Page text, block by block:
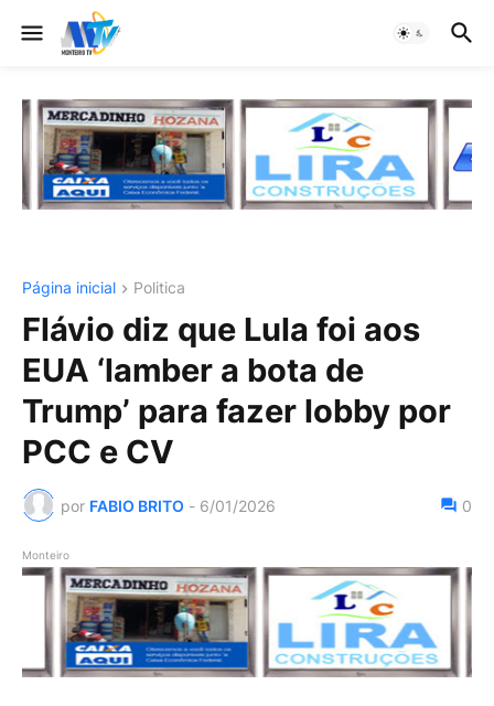
Página inicial Politica
Flávio diz que Lula foi aos
EUA ‘lamber a bota de
Trump’ para fazer lobby por
PCC e CV
por FABIO BRITO - 6/01/2026 0
Monteiro